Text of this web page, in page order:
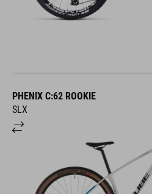
PHENIX C:62 ROOKIE
SLX